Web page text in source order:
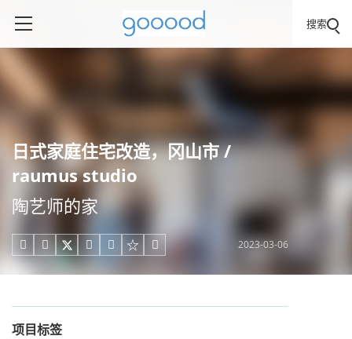
搜索
日式家庭住宅改造，冈山市 /
raumus studio
陶艺师的家
     2023-03-06
项目标签